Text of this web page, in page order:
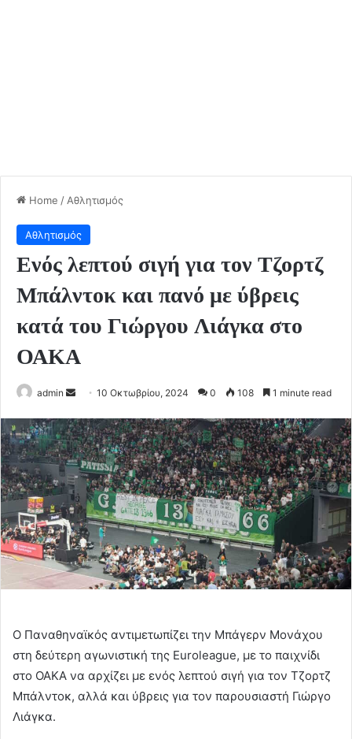
Home / Αθλητισμός
Αθλητισμός
Ενός λεπτού σιγή για τον Τζορτζ
Μπάλντοκ και πανό με ύβρεις
κατά του Γιώργου Λιάγκα στο
ΟΑΚΑ
admin
Send
email
10 Οκτωβρίου, 2024 0 108 1 minute read
Ο Παναθηναϊκός αντιμετωπίζει την Μπάγερν Μονάχου
στη δεύτερη αγωνιστική της Euroleague, με το παιχνίδι
στο ΟΑΚΑ να αρχίζει με ενός λεπτού σιγή για τον Τζορτζ
Μπάλντοκ, αλλά και ύβρεις για τον παρουσιαστή Γιώργο
Λιάγκα.